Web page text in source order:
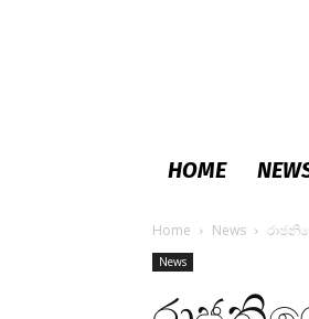
HOME
Home News
News